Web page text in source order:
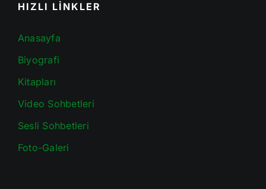
HIZLI LİNKLER
Anasayfa
Biyografi
Kitapları
Video Sohbetleri
Sesli Sohbetleri
Foto-Galeri